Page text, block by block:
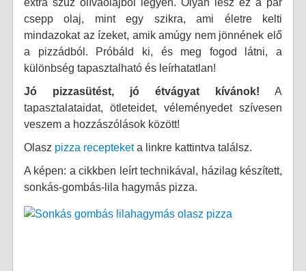
extra szűz olívaolajból legyen. Olyan lesz ez a pár
csepp olaj, mint egy szikra, ami életre kelti
mindazokat az ízeket, amik amúgy nem jönnének elő
a pizzádból. Próbáld ki, és meg fogod látni, a
különbség tapasztalható és leírhatatlan!
Jó pizzasütést, jó étvágyat kívánok! A
tapasztalataidat, ötleteidet, véleményedet szívesen
veszem a hozzászólások között!
Olasz pizza recepteketa linkre kattintva találsz.
A képen: a cikkben leírt technikával, házilag készített,
sonkás-gombás-lila hagymás pizza.